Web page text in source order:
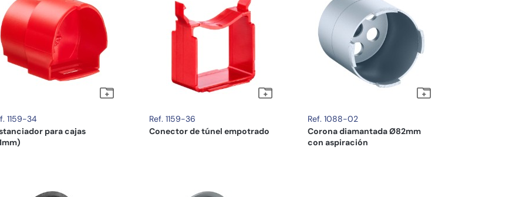
1159-34
para cajas
Ref. 1159-36
Conector de túnel empotrado
Ref. 1088-02
Corona diamantada Ø82mm
con aspiración